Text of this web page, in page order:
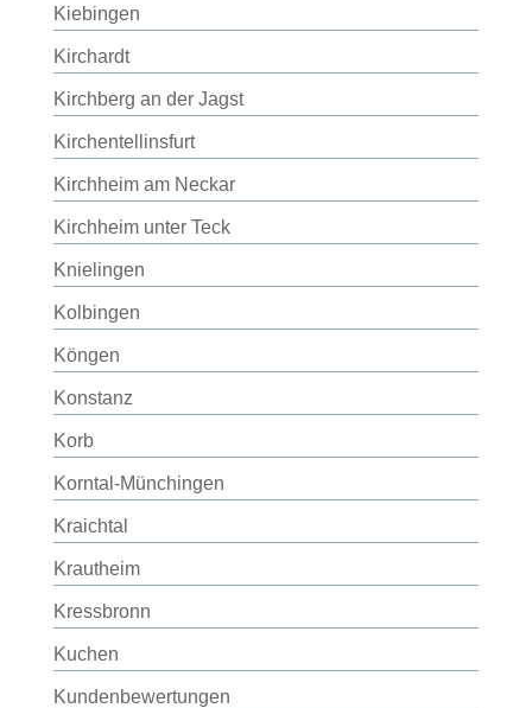
Kiebingen
Kirchardt
Kirchberg an der Jagst
Kirchentellinsfurt
Kirchheim am Neckar
Kirchheim unter Teck
Knielingen
Kolbingen
Köngen
Konstanz
Korb
Korntal-Münchingen
Kraichtal
Krautheim
Kressbronn
Kuchen
Kundenbewertungen